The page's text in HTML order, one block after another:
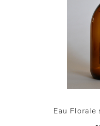
Eau Florale